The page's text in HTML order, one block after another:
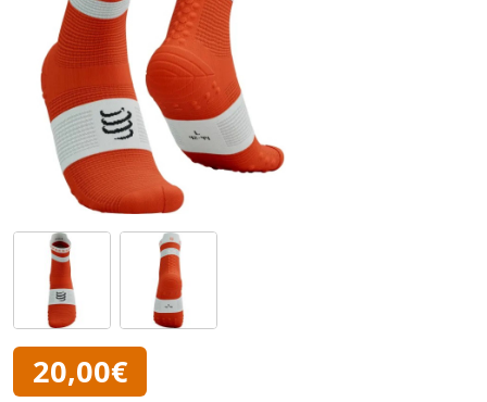
20,00€